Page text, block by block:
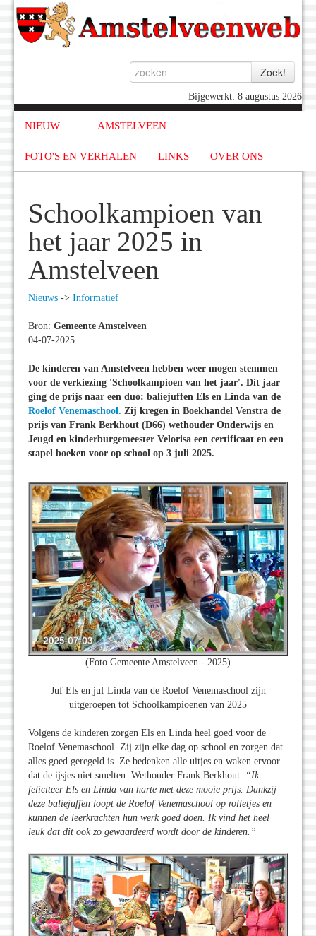
Bijgewerkt: 8 augustus 2026
NIEUW AMSTELVEEN
FOTO'S EN VERHALEN LINKS OVER ONS
Schoolkampioen van
het jaar 2025 in
Amstelveen
Nieuws -> Informatief
Bron: Gemeente Amstelveen
04-07-2025
De kinderen van Amstelveen hebben weer mogen stemmen
voor de verkiezing 'Schoolkampioen van het jaar'. Dit jaar
ging de prijs naar een duo: baliejuffen Els en Linda van de
Roelof Venemaschool. Zij kregen in Boekhandel Venstra de
prijs van Frank Berkhout (D66) wethouder Onderwijs en
Jeugd en kinderburgemeester Velorisa een certificaat en een
stapel boeken voor op school op 3 juli 2025.
(Foto Gemeente Amstelveen - 2025)
Juf Els en juf Linda van de Roelof Venemaschool zijn
uitgeroepen tot Schoolkampioenen van 2025
Volgens de kinderen zorgen Els en Linda heel goed voor de
Roelof Venemaschool. Zij zijn elke dag op school en zorgen dat
alles goed geregeld is. Ze bedenken alle uitjes en waken ervoor
dat de ijsjes niet smelten. Wethouder Frank Berkhout: “Ik
feliciteer Els en Linda van harte met deze mooie prijs. Dankzij
deze baliejuffen loopt de Roelof Venemaschool op rolletjes en
kunnen de leerkrachten hun werk goed doen. Ik vind het heel
leuk dat dit ook zo gewaardeerd wordt door de kinderen.”